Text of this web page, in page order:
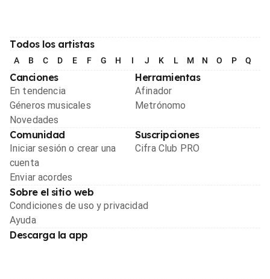
Todos los artistas
A B C D E F G H I J K L M N O P Q
Canciones
En tendencia
Géneros musicales
Novedades
Herramientas
Afinador
Metrónomo
Comunidad
Iniciar sesión o crear una
cuenta
Enviar acordes
Suscripciones
Cifra Club PRO
Sobre el sitio web
Condiciones de uso y privacidad
Ayuda
Descarga la app